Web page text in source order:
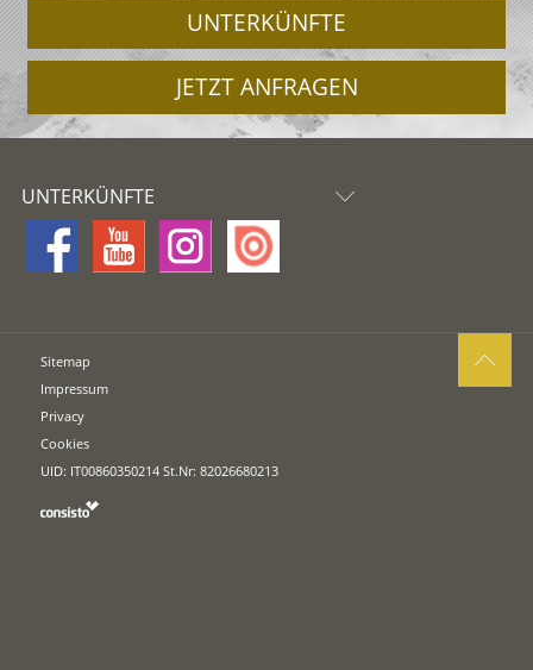
UNTERKÜNFTE
JETZT ANFRAGEN
UNTERKÜNFTE
Sitemap
Impressum
Privacy
Cookies
UID: IT00860350214 St.Nr: 82026680213